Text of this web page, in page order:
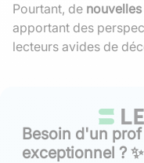
Pourtant, de
apportant des
lecteurs avides de
Besoin d'un
exceptionnel ? ✨